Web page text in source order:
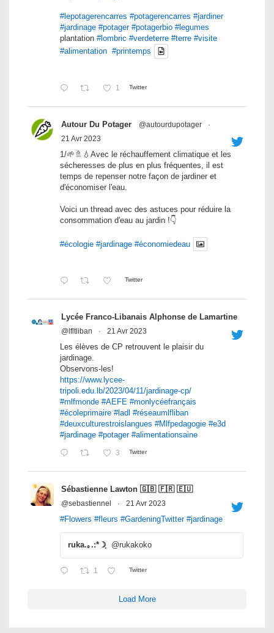
#lepotagerencarres #potagerencarres #jardiner
#jardinage #potager #potagerbio #legumes
plantation #lombric #verdeterre #terre #visite
#alimentation #printemps
1 Twitter
Autour Du Potager @autourdupotager
·
21 Avr 2023
1/🌱🚿💧Avec le réchauffement climatique et les
sécheresses de plus en plus fréquentes, il est
temps de repenser notre façon de jardiner et
d'économiser l'eau.
Voici un thread avec des astuces pour réduire la
consommation d'eau au jardin !👇
#écologie #jardinage #économiedeau
Twitter
Lycée Franco-Libanais Alphonse de Lamartine
@lfltliban · 21 Avr 2023
Les élèves de CP retrouvent le plaisir du
jardinage.
Observons-les!
https://www.lycee-
tripoli.edu.lb/2023/04/11/jardinage-cp/
#mlfmonde #AEFE #monlycéefrançais
#écoleprimaire #ladl #réseaumlfliban
#deuxculturestroislangues #Mlfpedagogie #e3d
#jardinage #potager #alimentationsaine
3 Twitter
Sébastienne Lawton 🇬🇧 🇫🇷 🇪🇺
@sebastiennel · 21 Avr 2023
#Flowers #fleurs #GardeningTwitter #jardinage
ruka.｡.:*☽ฺ @rukakoko
1 Twitter
Load More